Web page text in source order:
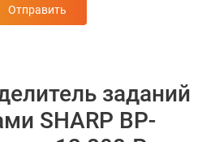
Отправить
заданий
SHARP BP-